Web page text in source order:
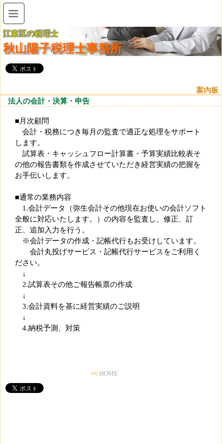
秋山陽子税理士事務所
江東区の税理士
案内板
法人の会計・決算・申告
■月次顧問
会計・税務につき毎月の監査で適正な処理をサポート
します。
試算表・キャッシュフロー計算書・予算実績比較表そ
の他の報告書類を作成させていただき経営実績の把握を
お手伝いします。
■通常の業務内容
1.会計データ（弥生会計その他現在お使いの会計ソフト
全般に対応いたします。）の内容を監査し、修正、訂
正、追加入力を行う。
※会計データの作成・記帳代行もお受けしています。
会計丸投げサービス・記帳代行サービスをご利用く
ださい。
↓
2.試算表その他ご報告帳票の作成
↓
3.会計資料を基に経営実績のご説明
↓
4.納税予測、対策
<< HOME